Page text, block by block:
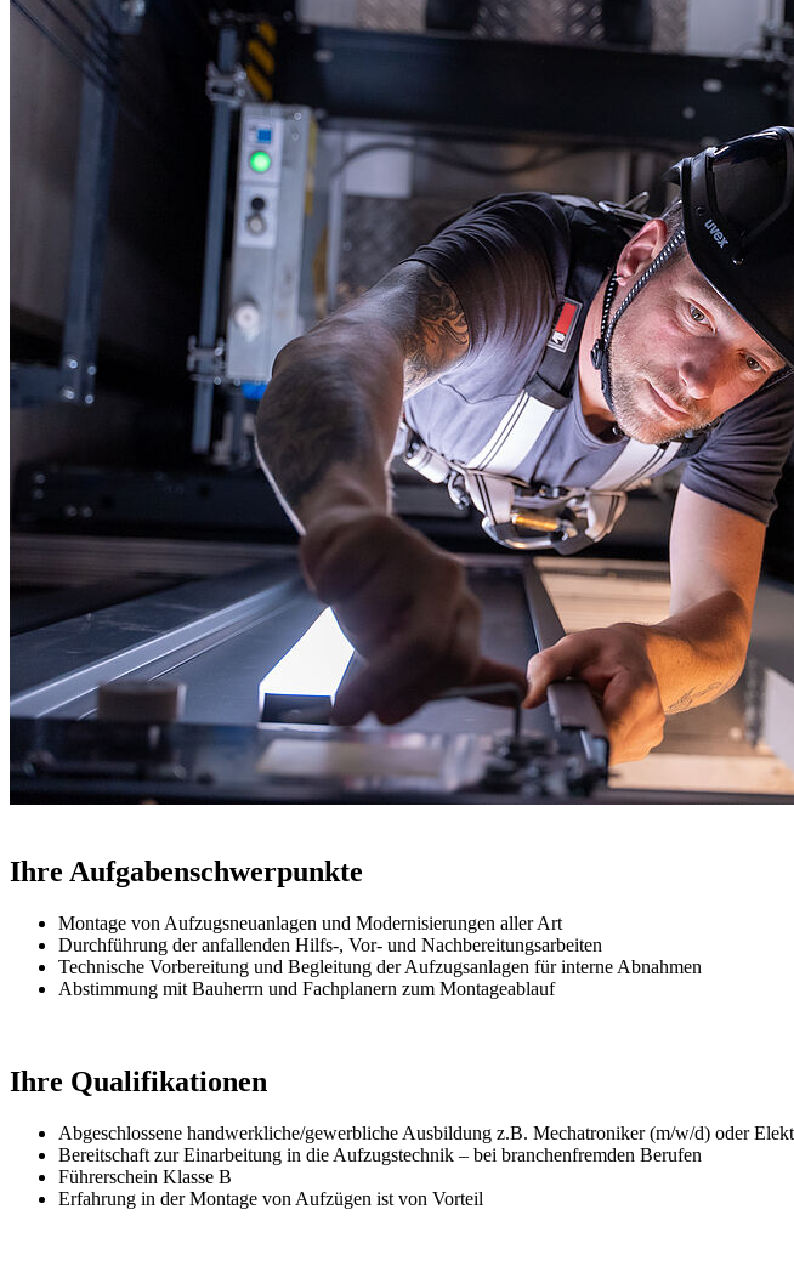
Ihre Aufgabenschwerpunkte
Montage von Aufzugsneuanlagen und Modernisierungen aller Art
Durchführung der anfallenden Hilfs-, Vor- und Nachbereitungsarbeiten
Technische Vorbereitung und Begleitung der Aufzugsanlagen für interne Abnahmen
Abstimmung mit Bauherrn und Fachplanern zum Montageablauf
Ihre Qualifikationen
Abgeschlossene handwerkliche/gewerbliche Ausbildung z.B. Mechatroniker (m/w/d) oder
Bereitschaft zur Einarbeitung in die Aufzugstechnik – bei branchenfremden Berufen
Führerschein Klasse B
Erfahrung in der Montage von Aufzügen ist von Vorteil